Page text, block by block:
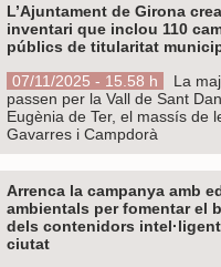
L’Ajuntament de Girona
inventari que inclou 110
públics de titularitat
07/11/2025 - 15.58 h
La
passen per la Vall de Sant
Eugènia de Ter, el massís de
Gavarres i Campdorà
Arrenca la campanya amb
ambientals per fomentar el
dels contenidors
ciutat